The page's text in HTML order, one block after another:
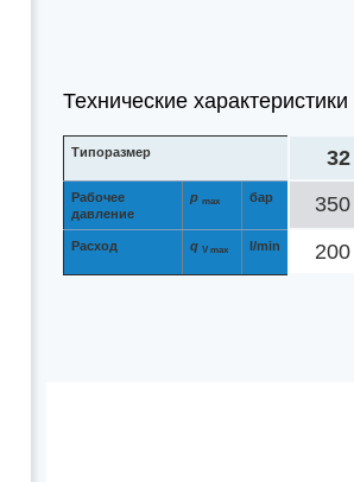
Технические характеристики
Типоразмер 32
Рабочее
давление
p max бар 350
Расход q V max l/min 200